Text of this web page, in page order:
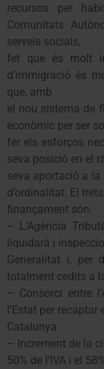
recursos per
Comunitats
serveis socials,
fet que és molt
d’immigració és
que, amb
el nou sistema de
econòmic per ser
fer els esforços
seva posició en el
seva aportació a la
d’ordinalitat. El
finançament són:
– L’Agència
liquidarà i
Generalitat i, per
totalment cedits a
– Consorci entre
l’Estat per
Catalunya
– Increment de la
50% de l’IVA i el